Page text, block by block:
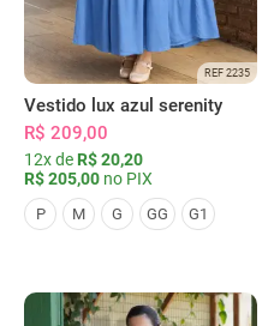
REF 2235
Vestido lux azul serenity
R$ 209,00
12x de R$ 20,20
R$ 205,00 no PIX
P M G GG G1